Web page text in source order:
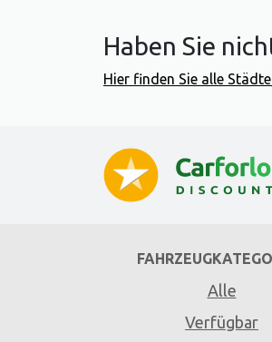
Haben Sie
Hier finden Sie alle
Alle
Verfügbar